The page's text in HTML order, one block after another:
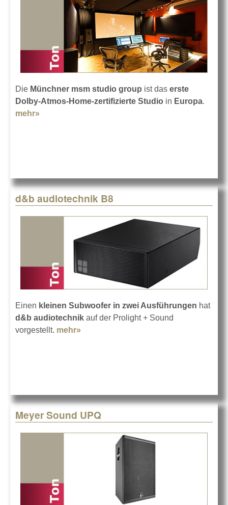
Die Münchner msm studio group ist das erste
Dolby-Atmos-Home-zertifizierte Studio in Europa.
mehr»
d&b audiotechnik B8
Einen kleinen Subwoofer in zwei Ausführungen hat
d&b audiotechnik auf der Prolight + Sound
vorgestellt. mehr»
Meyer Sound UPQ